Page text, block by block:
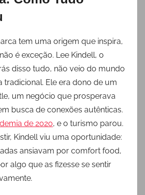
tem uma origem que inspira,
é exceção. Lee Kindell, o
disso tudo, não veio do mundo
tradicional. Ele era dono de um
um negócio que prosperava
busca de conexões autênticas.
de 2020, e o turismo parou.
Kindell viu uma oportunidade:
ansiavam por comfort food,
algo que as fizesse se sentir